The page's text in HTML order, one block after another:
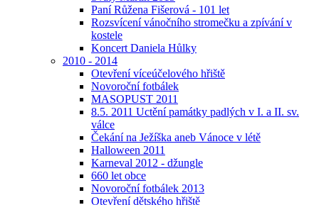
Paní Růžena Fišerová - 101 let
Rozsvícení vánočního stromečku a zpívání v
kostele
Koncert Daniela Hůlky
2010 - 2014
Otevření víceúčelového hřiště
Novoroční fotbálek
MASOPUST 2011
8.5. 2011 Uctění památky padlých v I. a II. sv.
válce
Čekání na Ježíška aneb Vánoce v létě
Halloween 2011
Karneval 2012 - džungle
660 let obce
Novoroční fotbálek 2013
Otevření dětského hřiště